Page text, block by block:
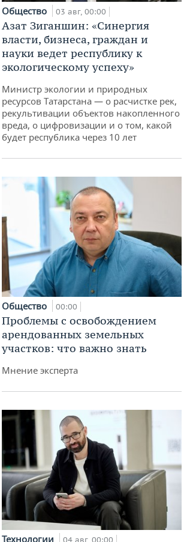
Общество 03 авг, 00:00
Азат Зиганшин: «Синергия
власти, бизнеса, граждан и
науки ведет республику к
экологическому успеху»
Министр экологии и природных
ресурсов Татарстана — о расчистке рек,
рекультивации объектов накопленного
вреда, о цифровизации и о том, какой
будет республика через 10 лет
Общество 00:00
Проблемы с освобождением
арендованных земельных
участков: что важно знать
Мнение эксперта
Технологии 04 авг, 00:00